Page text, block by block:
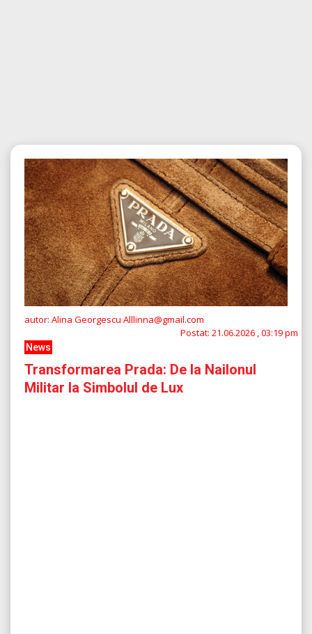
autor: Alina Georgescu Alllinna@gmail.com
Postat: 21.06.2026 , 03:19 pm
News
Transformarea Prada: De la Nailonul
Militar la Simbolul de Lux